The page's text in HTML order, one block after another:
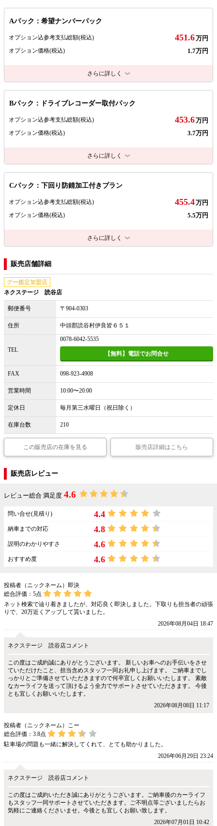
Aパック：希望ナンバーパック
オプション込参考支払総額(税込) 451.6万円
オプション価格(税込) 1.7万円
さらに詳しく
Bパック：ドライブレコーダー取付パック
オプション込参考支払総額(税込) 453.6万円
オプション価格(税込) 3.7万円
さらに詳しく
Cパック：下回り防錆加工付きプラン
オプション込参考支払総額(税込) 455.4万円
オプション価格(税込) 5.5万円
さらに詳しく
販売店舗詳細
グー鑑定加盟店
ネクステージ 読谷店
郵便番号 〒904-0303
住所 中頭郡読谷村伊良皆６５１
TEL
0078-6042-5535
【無料】電話でお問合せ
FAX 098-923-4908
営業時間 10:00〜20:00
定休日 毎月第三水曜日（祝日除く）
在庫台数 210
この販売店の在庫を見る 販売店詳細はこちら
販売店レビュー
レビュー総合 満足度 4.6
問い合せ(見積り) 4.4
納車までの対応 4.8
説明のわかりやすさ 4.6
おすすめ度 4.6
投稿者（ニックネーム）即決
総合評価： 5点
ネット検索で辿り着きましたが、対応良く即決しました。下取りも担当者の頑張
りで、20万近くアップして貰いました。
2026年08月04日 18:47
ネクステージ 読谷店コメント
この度はご成約誠にありがとうございます。 新しいお車へのお手伝いをさせ
ていただけたこと、担当含めスタッフ一同お礼申し上げます。 ご納車までし
っかりとご準備させていただきますので何卒宜しくお願いいたします。 素敵
なカーライフを送って頂けるよう全力でサポートさせていただきます。 今後
とも宜しくお願いいたします。
2026年08月08日 11:17
投稿者（ニックネーム）こー
総合評価： 3.8点
駐車場の問題も一緒に解決してくれて、とても助かりました。
2026年06月29日 23:24
ネクステージ 読谷店コメント
この度はご成約いただき誠にありがとうございます。ご納車後のカーライフ
もスタッフ一同サポートさせていただきます。ご不明点等ございましたらお
気軽にご連絡くださいませ。今後とも宜しくお願い致します。
2026年07月01日 10:42